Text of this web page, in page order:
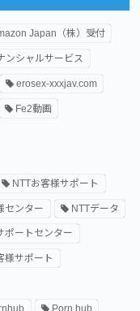
Japan（株）受付
ンシャルサービス
erosex-xxxjav.com
Fe2動画
NTTお客様サポート
センター NTTデータ
ポートセンター
様サポート
Porn hub